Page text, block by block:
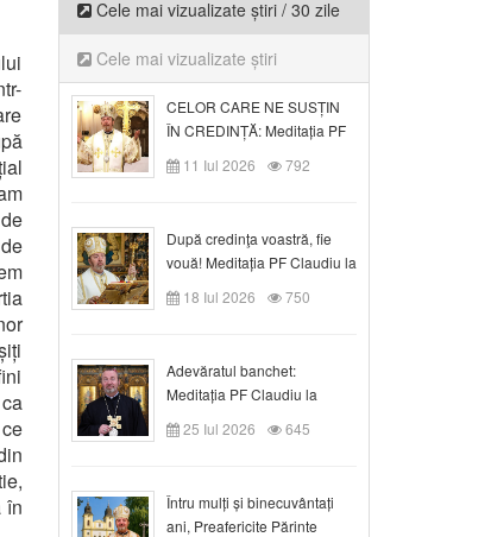
în
Cele mai vizualizate știri / 30 zile
Cele mai vizualizate știri
CELOR CARE NE SUSȚIN
ÎN CREDINȚĂ: Meditația PF
Claudiu la Duminica a VI-a
după Rusalii
11 Iul 2026 792
După credinţa voastră, fie
vouă! Meditația PF Claudiu la
duminica a VII-a după Rusalii
18 Iul 2026 750
Adevăratul banchet:
Meditația PF Claudiu la
Duminica a VIII-a după
Rusalii
25 Iul 2026 645
Întru mulți și binecuvântați
ani, Preafericite Părinte